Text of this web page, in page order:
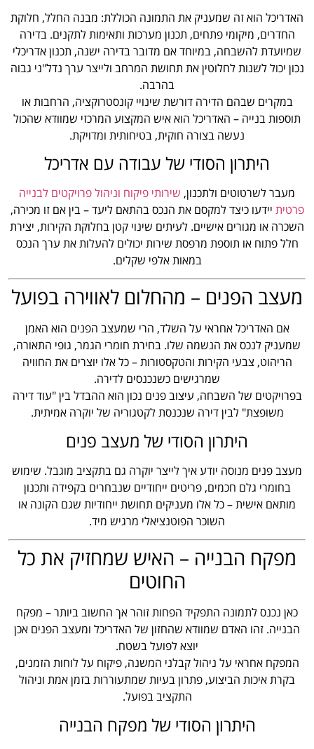
האדריכל הוא זה שמעניק את התמונה הכוללת: מבנה החלל, חלוקת
החדרים, מיקומי פתחים, תכנון מערכות ותאימות לתקנים. בדירה
שמיועדת להשבחה, במיוחד אם מדובר בדירה ישנה, תכנון אדריכלי
נכון יכול לשנות לחלוטין את תחושת המרחב ולייצר ערך נדל"ני גבוה
בהרבה.
במקרים שבהם הדירה דורשת שינויי קונסטרוקציה, הרחבות או
תוספות בנייה – האדריכל הוא איש המקצוע המרכזי שמוודא שהכול
נעשה בצורה חוקית, בטיחותית ומדויקת.
היתרון הסודי של עבודה עם אדריכל
מעבר לשרטוטים ולתכנון, שירותי פיקוח וניהול פרויקטים לבנייה
פרטית יידעו כיצד למקסם את הנכס בהתאם ליעד – בין אם זו מכירה,
השכרה או מגורים אישיים. לעיתים שינוי קטן בחלוקת הקירות, יצירת
חלל פתוח או תוספת מרפסת שירות יכולים להעלות את ערך הנכס
במאות אלפי שקלים.
מעצב הפנים – מהחלום לאווירה בפועל
אם האדריכל אחראי על השלד, הרי שמעצב הפנים הוא האמן
שמעניק לנכס את הנשמה שלו. בחירת חומרי הגמר, גופי התאורה,
הריהוט, צבעי הקירות והטקסטורות – כל אלו יוצרים את החוויה
שמרגישים כשנכנסים לדירה.
בפרויקטים של השבחה, עיצוב פנים נכון הוא ההבדל בין "עוד דירה
משופצת" לבין דירה שנכנסת לקטגוריה של יוקרה אמיתית.
היתרון הסודי של מעצב פנים
מעצב פנים מנוסה יודע איך לייצר יוקרה גם בתקציב מוגבל. שימוש
בחומרי גלם חכמים, פריטים ייחודיים שנבחרים בקפידה ותכנון
מותאם אישית – כל אלו מעניקים תחושת ייחודיות שגם הקונה או
השוכר הפוטנציאלי מרגיש מיד.
מפקח הבנייה – האיש שמחזיק את כל
החוטים
כאן נכנס לתמונה התפקיד הפחות זוהר אך החשוב ביותר – מפקח
הבנייה. זהו האדם שמוודא שהחזון של האדריכל ומעצב הפנים אכן
יוצא לפועל בשטח.
המפקח אחראי על ניהול קבלני המשנה, פיקוח על לוחות הזמנים,
בקרת איכות הביצוע, פתרון בעיות שמתעוררות בזמן אמת וניהול
התקציב בפועל.
היתרון הסודי של מפקח הבנייה